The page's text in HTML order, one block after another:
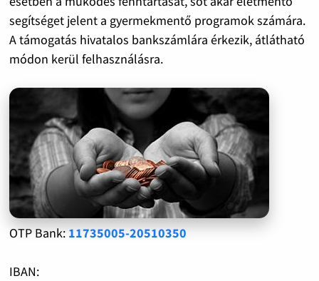
segítséget jelent a gyermekmentő programok számára.
A támogatás hivatalos bankszámlára érkezik, átlátható
módon kerül felhasználásra.
OTP Bank: 11735005-20510350
IBAN: